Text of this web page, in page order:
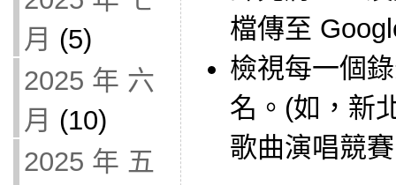
月 (5)
2025 年 六
月 (10)
2025 年 五
檔傳至
檢視每一個
名。(如，新
歌曲演唱競